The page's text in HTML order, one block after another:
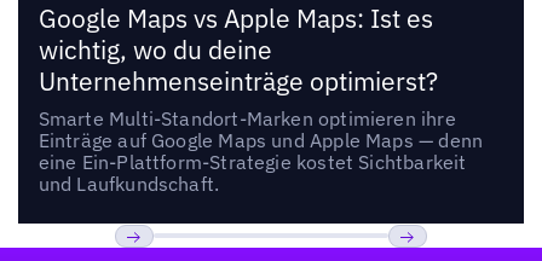
Google Maps vs Apple Maps: Ist es
wichtig, wo du deine
Unternehmenseinträge optimierst?
Smarte Multi-Standort-Marken optimieren ihre
Einträge auf Google Maps und Apple Maps — denn
eine Ein-Plattform-Strategie kostet Sichtbarkeit
und Laufkundschaft.